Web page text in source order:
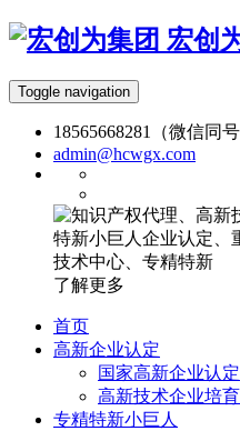
宏创
Toggle navigation
18565668281（微信同号
admin@hcwgx.com
了解更多
首页
高新企业认定
国家高新企业认定
高新技术企业培
专精特新小巨人